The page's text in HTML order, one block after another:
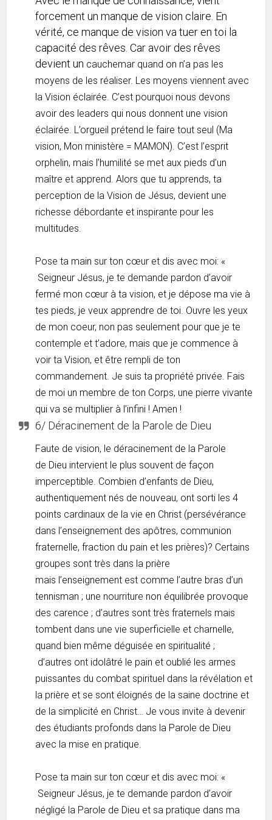
forcement un manque de vision claire. En
vérité, ce manque de vision va tuer en toi la
capacité des rêves. Car avoir des rêves
devient un cauchemar quand on n’a pas les
moyens de les réaliser. Les moyens viennent avec
la Vision éclairée. C’est pourquoi nous devons
avoir des leaders qui nous donnent une vision
éclairée. L’orgueil prétend le faire tout seul (Ma
vision, Mon ministère = MAMON). C’est l’esprit
orphelin, mais l’humilité se met aux pieds d’un
maître et apprend. Alors que tu apprends, ta
perception de la Vision de Jésus, devient une
richesse débordante et inspirante pour les
multitudes.
Pose ta main sur ton cœur et dis avec moi: «
Seigneur Jésus, je te demande pardon d’avoir
fermé mon cœur à ta vision, et je dépose ma vie à
tes pieds, je veux apprendre de toi. Ouvre les yeux
de mon coeur, non pas seulement pour que je te
contemple et t’adore, mais que je commence à
voir ta Vision, et être rempli de ton
commandement. Je suis ta propriété privée. Fais
de moi un membre de ton Corps, une pierre vivante
qui va se multiplier à l’infini ! Amen !
6/ Déracinement de la Parole de Dieu
Faute de vision, le déracinement de la Parole
de Dieu intervient le plus souvent de façon
imperceptible. Combien d’enfants de Dieu,
authentiquement nés de nouveau, ont sorti les 4
points cardinaux de la vie en Christ (persévérance
dans l’enseignement des apôtres, communion
fraternelle, fraction du pain et les prières)? Certains
groupes sont très dans la prière
mais l’enseignement est comme l’autre bras d’un
tennisman ; une nourriture non équilibrée provoque
des carence ; d’autres sont très fraternels mais
tombent dans une vie superficielle et charnelle,
quand bien même déguisée en spiritualité ;
d’autres ont idolâtré le pain et oublié les armes
puissantes du combat spirituel dans la révélation et
la prière et se sont éloignés de la saine doctrine et
de la simplicité en Christ… Je vous invite à devenir
des étudiants profonds dans la Parole de Dieu
avec la mise en pratique.
Pose ta main sur ton cœur et dis avec moi: «
Seigneur Jésus, je te demande pardon d’avoir
négligé la Parole de Dieu et sa pratique dans ma